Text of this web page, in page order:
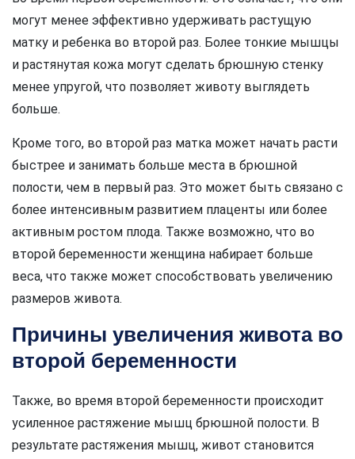
могут менее эффективно удерживать растущую
матку и ребенка во второй раз. Более тонкие мышцы
и растянутая кожа могут сделать брюшную стенку
менее упругой, что позволяет животу выглядеть
больше.
Кроме того, во второй раз матка может начать расти
быстрее и занимать больше места в брюшной
полости, чем в первый раз. Это может быть связано с
более интенсивным развитием плаценты или более
активным ростом плода. Также возможно, что во
второй беременности женщина набирает больше
веса, что также может способствовать увеличению
размеров живота.
Причины увеличения живота во
второй беременности
Также, во время второй беременности происходит
усиленное растяжение мышц брюшной полости. В
результате растяжения мышц, живот становится